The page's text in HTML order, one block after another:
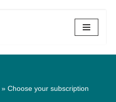
» Choose your subscription